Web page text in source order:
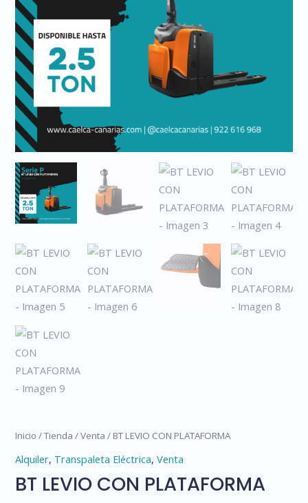
Inicio /Tienda /Venta / BT LEVIO CON PLATAFORMA
Alquiler, Transpaleta Eléctrica,Venta
BT LEVIO CON PLATAFORMA